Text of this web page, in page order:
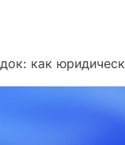
как